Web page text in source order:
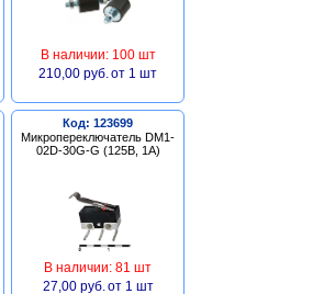
В наличии: 100 шт
210,00 руб. от 1 шт
Код: 123699
Микропереключатель DM1-
02D-30G-G (125В, 1А)
В наличии: 81 шт
27,00 руб. от 1 шт